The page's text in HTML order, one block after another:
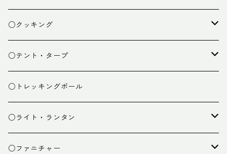
ザック
スタッフバッグ
ザック小物
○クッキング
クッカー
バーナー
カトラリー
クッキング小物
○テント・タープ
テント
タープ
ペグ・ハンマー・小物
○トレッキングポール
○ライト・ランタン
ライト
○ファニチャー